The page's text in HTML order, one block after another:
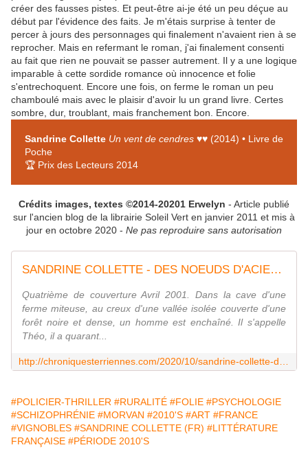
créer des fausses pistes. Et peut-être ai-je été un peu déçue au
début par l'évidence des faits. Je m'étais surprise à tenter de
percer à jours des personnages qui finalement n'avaient rien à se
reprocher. Mais en refermant le roman, j'ai finalement consenti
au fait que rien ne pouvait se passer autrement. Il y a une logique
imparable à cette sordide romance où innocence et folie
s'entrechoquent. Encore une fois, on ferme le roman un peu
chamboulé mais avec le plaisir d'avoir lu un grand livre. Certes
sombre, dur, troublant, mais franchement bon. Encore.
Sandrine Collette Un vent de cendres ♥♥ (2014) • Livre de
Poche
🏆 Prix des Lecteurs 2014
Crédits images, textes ©2014-20201 Erwelyn - Article publié
sur l'ancien blog de la librairie Soleil Vert en janvier 2011 et mis à
jour en octobre 2020 - Ne pas reproduire sans autorisation
SANDRINE COLLETTE - DES NOEUDS D'ACIER (2014) - Chroniques Terriennes - Le blog qui a soif de curiosité
Quatrième de couverture Avril 2001. Dans la cave d'une
ferme miteuse, au creux d'une vallée isolée couverte d'une
forêt noire et dense, un homme est enchaîné. Il s'appelle
Théo, il a quarant...
#POLICIER-THRILLER #RURALITÉ #FOLIE #PSYCHOLOGIE
#SCHIZOPHRÉNIE #MORVAN #2010'S #ART #FRANCE
#VIGNOBLES #SANDRINE COLLETTE (FR) #LITTÉRATURE
FRANÇAISE #PÉRIODE 2010'S